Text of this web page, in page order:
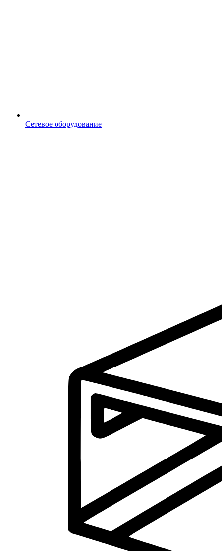
Сетевое оборудование